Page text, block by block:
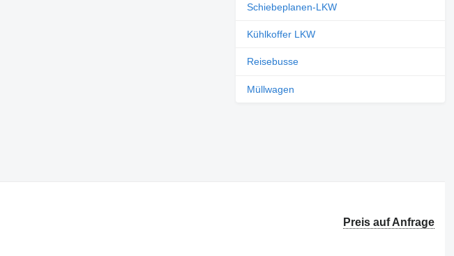
Schiebeplanen-LKW
Kühlkoffer LKW
Reisebusse
Müllwagen
Preis auf Anfrage